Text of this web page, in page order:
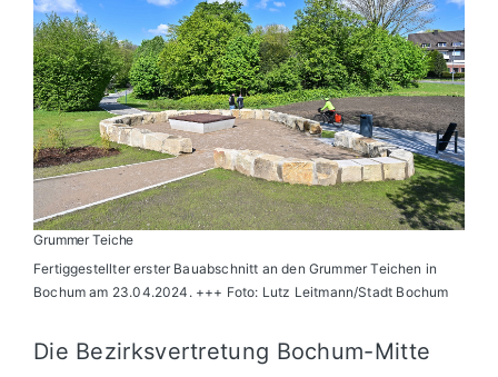
Grummer Teiche
Fertiggestellter erster Bauabschnitt an den Grummer Teichen in
Bochum am 23.04.2024. +++ Foto: Lutz Leitmann/Stadt Bochum
Die Bezirksvertretung Bochum-Mitte